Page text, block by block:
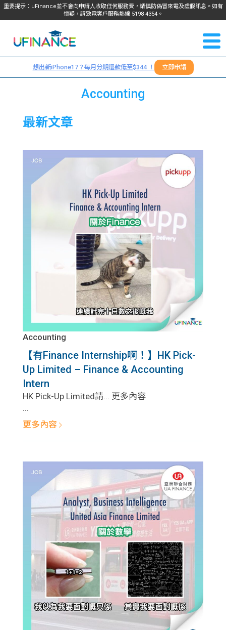
重要提示：uFinance並不會向申請人收取任何服務費，請慎防偽冒來電及虛假訊息。如有
懷疑，請致電客戶服務熱線 5198 4354。
我們
學生
貸款
計算
機
學生
故事
分享
大學
計數
機
網上
私人
貸款
貸款
學生
Blog
大專
生筍
工推
介
搵工
Gui
ge
Gui
de
校園
Gui
de
理財
常見
問題
學生
福利
uFina
nce
校園
聯絡
我們
們
＋
想出新iPhone17？每月分期還款低至$344 ！ 立即申請
Accounting
最新文章
Accounting
【有Finance Internship啊！】​HK Pick-
Up Limited – Finance & Accounting
Intern
​HK Pick-Up Limited請... 更多內容
...
更多內容